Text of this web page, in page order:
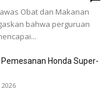
Obat dan Makanan
bahwa perguruan
Honda Super-